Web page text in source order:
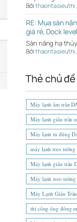
Bởithaontasieuthi
RE: Mua sàn
giá rẻ, Dock
Sàn nâng hạ
Bởithaontasieuthi
Thẻ chủ đề
Máy lạnh âm trần
Máy lạnh giấu trần
Máy lạnh tủ đứng
máy lạnh treo
Máy lạnh giấu trần
Máy lạnh treo
Máy Lạnh Giấu
thi công ống đồng